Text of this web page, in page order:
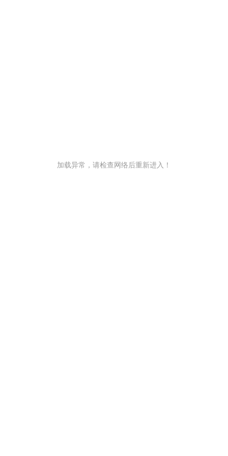
加载异常，请检查网络后重新进入！